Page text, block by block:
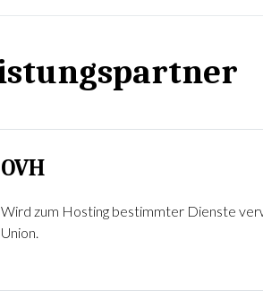
OVH
Wird zum Hosting bestimmter Dienste
Union.